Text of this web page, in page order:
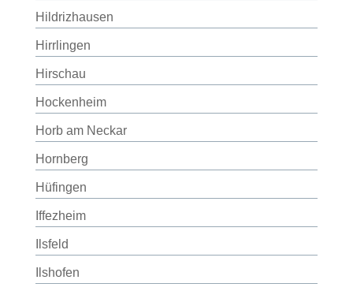
Hildrizhausen
Hirrlingen
Hirschau
Hockenheim
Horb am Neckar
Hornberg
Hüfingen
Iffezheim
Ilsfeld
Ilshofen